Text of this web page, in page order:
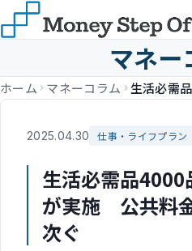
マネー
ホーム マネーコラム
2025.04.30 仕事・ライフプラン
生活必需品
が実施 公共料
次ぐ